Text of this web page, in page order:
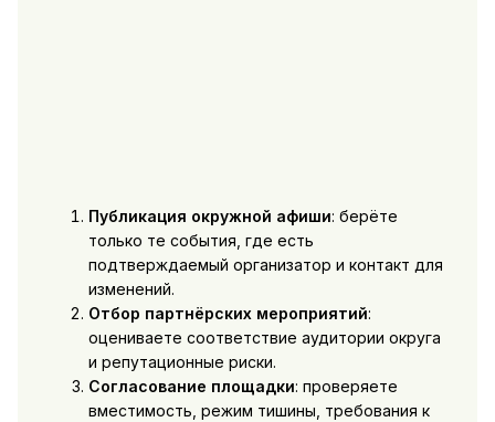
Публикация окружной афиши: берёте
только те события, где есть
подтверждаемый организатор и контакт для
изменений.
Отбор партнёрских мероприятий:
оцениваете соответствие аудитории округа
и репутационные риски.
Согласование площадки: проверяете
вместимость, режим тишины, требования к